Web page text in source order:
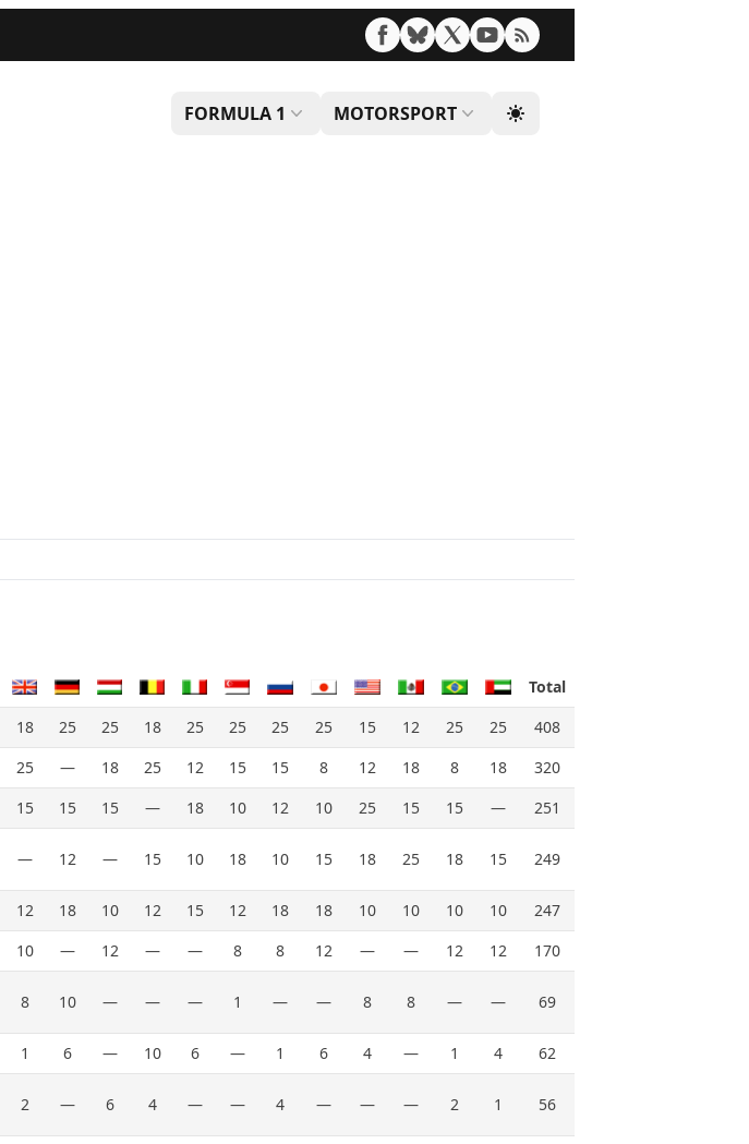
FORMULA 1 MOTORSPORT
Total
18 25 25 18 25 25 25 25 15 12 25 25
408
25 — 18 25 12 15 15 8 12 18 8 18
320
15 15 15 — 18 10 12 10 25 15 15 — 251
— 12 — 15 10 18 10 15 18 25 18 15 249
12 18 10 12 15 12 18 18 10 10 10 10
247
10 — 12 — — 8 8 12 — — 12 12 170
8 10 — — — 1 — — 8 8 — — 69
1 6 — 10 6 — 1 6 4 — 1 4 62
2 — 6 4 — — 4 — — — 2 1 56